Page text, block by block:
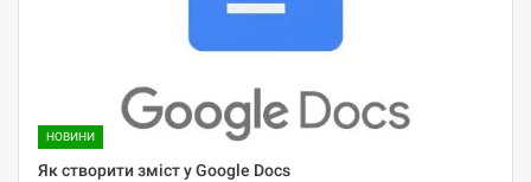
НОВИНИ
Як створити зміст у Google Docs